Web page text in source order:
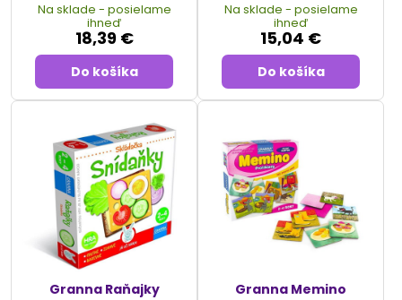
Na sklade - posielame
ihneď
18,39 €
Do košíka
Na sklade - posielame
ihneď
15,04 €
Do košíka
Granna Raňajky Granna Memino